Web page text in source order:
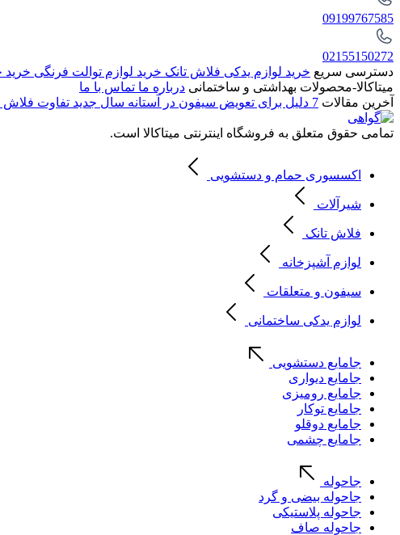
09199767585
02155150272
دسترسی سریع خرید لوازم یدکی فلاش تانک خرید لوازم توالت فرنگی خرید
میتاکالا-محصولات بهداشتی و ساختمانی درباره ما تماس با ما
آخرین مقالات 7 دلیل برای تعویض سیفون در آستانه سال جدید تفاوت فلاش
تمامی حقوق متعلق به فروشگاه اینترنتی میتاکالا است.
اکسسوری حمام و دستشویی
شیرآلات
فلاش تانک
لوازم آشپزخانه
سیفون و متعلقات
لوازم یدکی ساختمانی
جامایع دستشویی
جامایع دیواری
جامایع رومیزی
جامایع توکار
جامایع دوقلو
جامایع چشمی
جاحوله
جاحوله بیضی و گرد
جاحوله پلاستیکی
جاحوله صاف